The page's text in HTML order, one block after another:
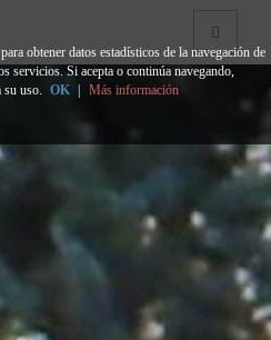
obtener datos estadísticos de la navegación de
servicios. Si acepta o continúa navegando,
su uso. OK Más información